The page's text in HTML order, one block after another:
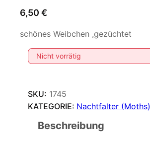
6,50 €
schönes Weibchen ,gezüchtet
Nicht vorrätig
SKU: 1745
KATEGORIE: Nachtfalter (Moths)
Beschreibung